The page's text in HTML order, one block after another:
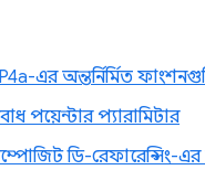
এর অন্তর্নির্মিত
পয়েন্টার প্যারামিটার
ডি-রেফারেন্সিং-এর